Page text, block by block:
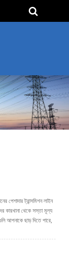
পেশাদার ট্রান্সমিশন লাইন
কারখানা থেকে সস্তা মূল্য
আপনাকে ছাড় দিতে পারে,